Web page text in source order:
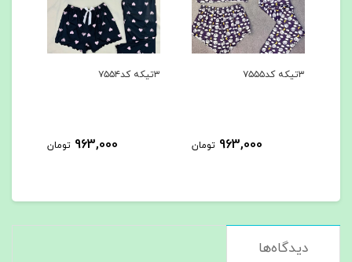
۳تیکه کد۷۵۵۴
963,000
۳تیکه کد۷۵۵۳
963,000
دیدگاه‌ها